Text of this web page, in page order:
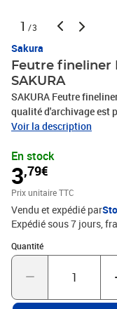
1 /3
Sakura
Feutre fineliner
SAKURA
SAKURA Feutre
qualité d'archivage est
inodore et sèche
Voir la description
En stock
3,79€
Prix unitaire TTC
Vendu et expédié par
Expédié sous 7 jours,
Quantité
Quantité : 1